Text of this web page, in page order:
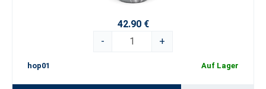
42.90 €
-
+
hop01 Auf Lager